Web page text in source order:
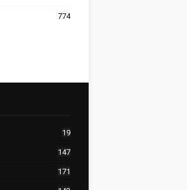
774
19
147
171